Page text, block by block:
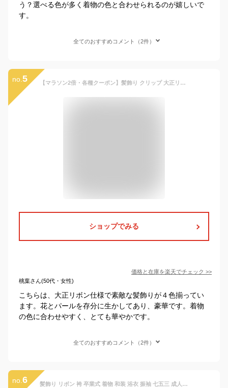
う？選べる色が多く着物の色と合わせられるのが嬉しいで
す。
全てのおすすめコメント（2件）
no. 5 【マラソン2倍・各種クーポン】髪飾り クリップ 大正リボン コーム 和装 浴衣 パール 成人式 七五三 卒業式 入学式 花 ヘアアクセサリー かんざし 髪留め パールループのクリップと大正リボンのコーム2点セット 赤 白 習い事 袴 時短 簡単 手軽
ショップでみる
価格と在庫を楽天でチェック >>
桃葉さん(50代・女性)
こちらは、大正リボン仕様で素敵な髪飾りが４色揃ってい
ます。花とパールを存分に生かしてあり、豪華です。着物
の色に合わせやすく、とても華やかです。
全てのおすすめコメント（2件）
no. 6 髪飾り リボン 袴 卒業式 着物 和装 浴衣 振袖 七五三 成人式 髪 飾り りぼん 和風 フェイク真珠 つまみ細工 女の子 子供 ヘアアクセサリー